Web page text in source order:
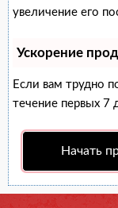
увеличение его
Ускорение
Если вам трудно
течение первых 7
Начать